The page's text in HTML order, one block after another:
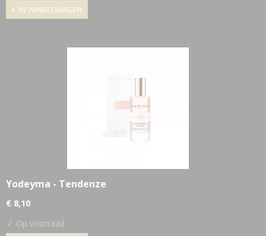
IN WINKELWAGEN
Yodeyma - Tendenze
€ 8,10
✓ Op voorraad